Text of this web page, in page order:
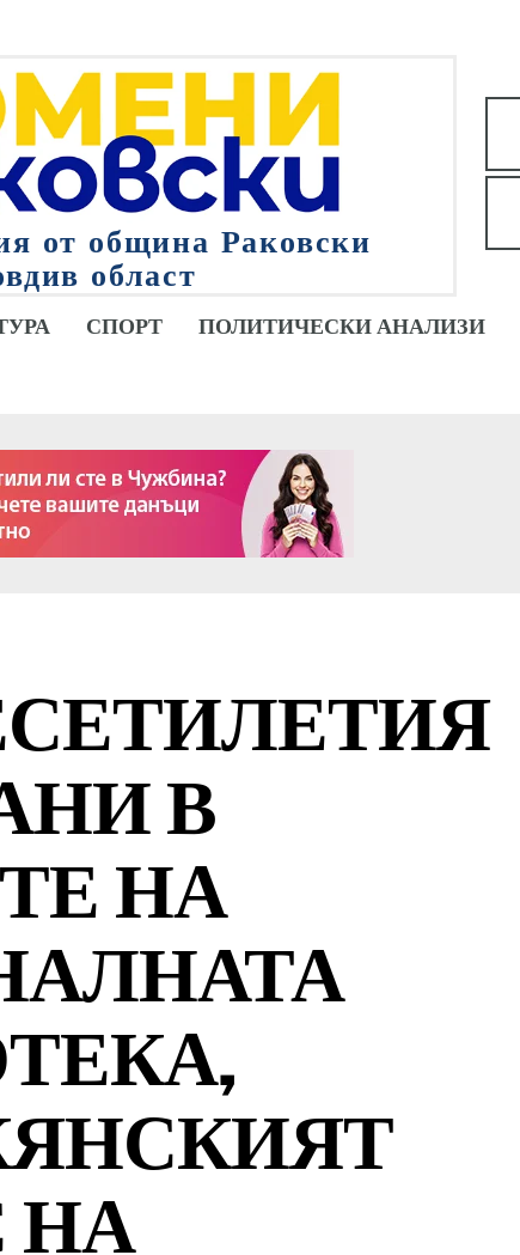
от община Раковски
област
СПОРТ ПОЛИТИЧЕСКИ АНАЛИЗИ
В
НА
НА